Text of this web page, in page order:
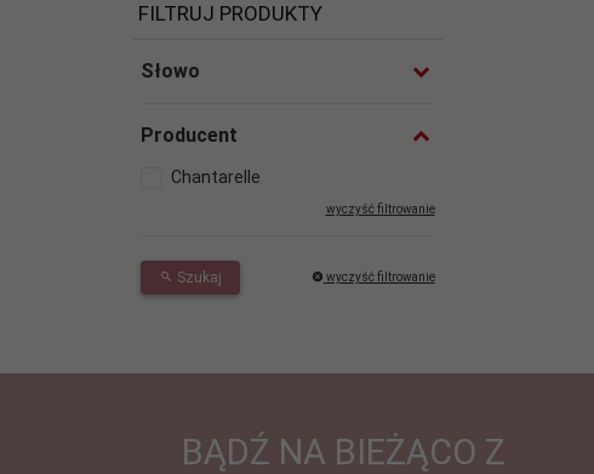
FILTRUJ PRODUKTY
Słowo
Producent
Chantarelle
wyczyść filtrowanie
Szukaj wyczyść filtrowanie
BĄDŹ NA BIEŻĄCO Z